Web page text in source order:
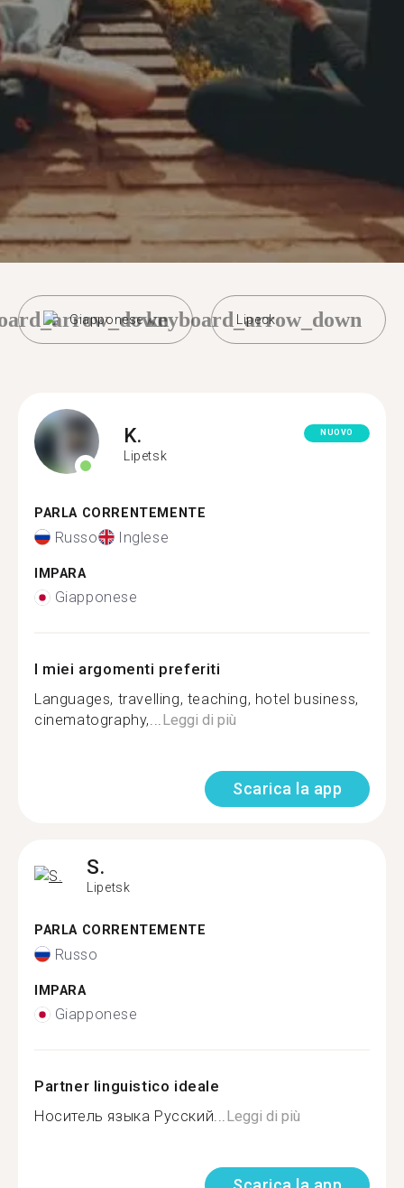
Giapponese Lipeck
keyboard_arrow_down
K.
Lipetsk
NUOVO
PARLA CORRENTEMENTE
Russo Inglese
IMPARA
Giapponese
I miei argomenti preferiti
Languages, travelling, teaching, hotel business,
cinematography,...Leggi di più
Scarica la app
S.
Lipetsk
PARLA CORRENTEMENTE
Russo
IMPARA
Giapponese
Partner linguistico ideale
Носитель языка Русский...Leggi di più